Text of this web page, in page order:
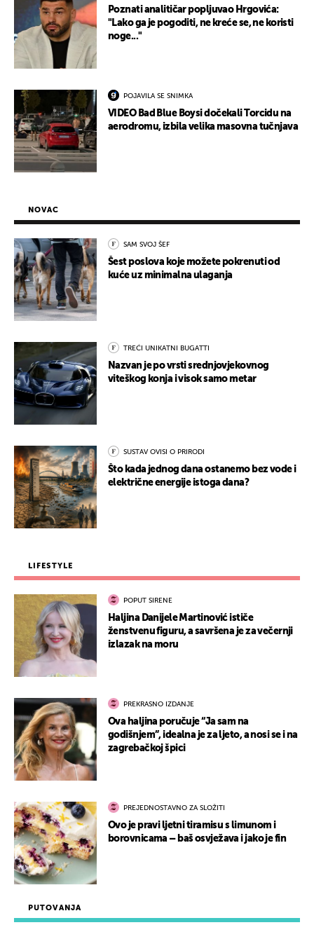
Poznati analitičar popljuvao Hrgovića:
"Lako ga je pogoditi, ne kreće se, ne koristi
noge..."
POJAVILA SE SNIMKA
VIDEO Bad Blue Boysi dočekali Torcidu na
aerodromu, izbila velika masovna tučnjava
PUTOVANJA
NOVAC
SAM SVOJ ŠEF
Šest poslova koje možete pokrenuti od
kuće uz minimalna ulaganja
TREĆI UNIKATNI BUGATTI
Nazvan je po vrsti srednjovjekovnog
viteškog konja i visok samo metar
SUSTAV OVISI O PRIRODI
Što kada jednog dana ostanemo bez vode i
električne energije istoga dana?
LIFESTYLE
POPUT SIRENE
Haljina Danijele Martinović ističe
ženstvenu figuru, a savršena je za večernji
izlazak na moru
PREKRASNO IZDANJE
Ova haljina poručuje “Ja sam na
godišnjem”, idealna je za ljeto, a nosi se i na
zagrebačkoj špici
PREJEDNOSTAVNO ZA SLOŽITI
Ovo je pravi ljetni tiramisu s limunom i
borovnicama – baš osvježava i jako je fin